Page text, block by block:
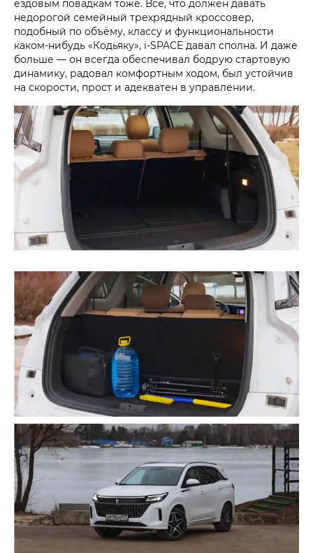
ездовым повадкам тоже. Всё, что должен давать
недорогой семейный трехрядный кроссовер,
подобный по объёму, классу и функциональности
каком-нибудь «Кодьяку», i‑SPACE давал сполна. И даже
больше — он всегда обеспечивал бодрую стартовую
динамику, радовал комфортным ходом, был устойчив
на скорости, прост и адекватен в управлении.